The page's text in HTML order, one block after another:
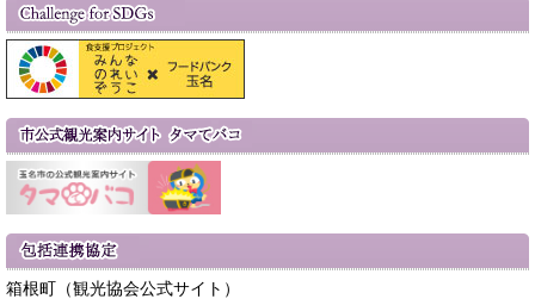
箱根町（観光協会公式サイト）